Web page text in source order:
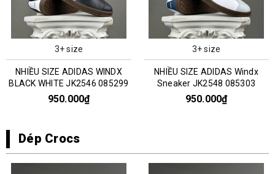
3+ size
NHIỀU SIZE ADIDAS WINDX
BLACK WHITE JK2546 085299
950.000₫
3+ size
NHIỀU SIZE ADIDAS Windx
Sneaker JK2548 085303
950.000₫
Dép Crocs